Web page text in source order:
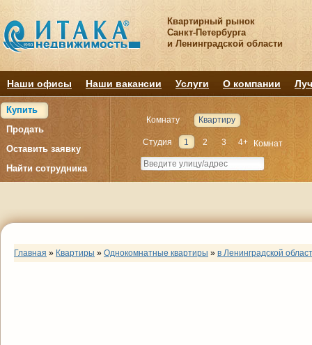
Квартирный рынок
Санкт-Петербурга
и Ленинградской области
Наши офисы Наши вакансии Услуги О компании
Купить
Продать
Оставить заявку
Найти сотрудника
Комнату Квартиру
Студия 1 2 3 4+ Комнат
Главная » Квартиры » Однокомнатные квартиры » в Ленинградской